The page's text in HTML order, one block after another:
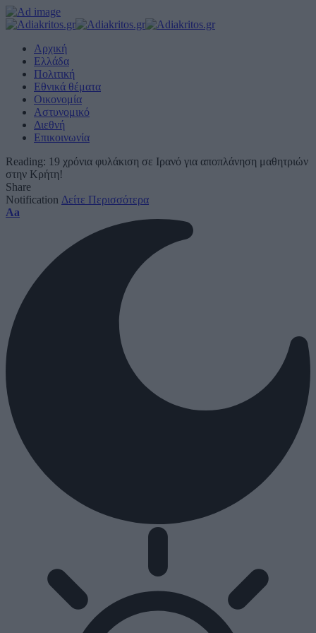
Αρχική
Ελλάδα
Πολιτική
Εθνικά θέματα
Οικονομία
Αστυνομικό
Διεθνή
Επικοινωνία
Reading: 19 χρόνια φυλάκιση σε Ιρανό για αποπλάνηση μαθητριών
στην Κρήτη!
Share
Notification Δείτε Περισσότερα
Font
Aa